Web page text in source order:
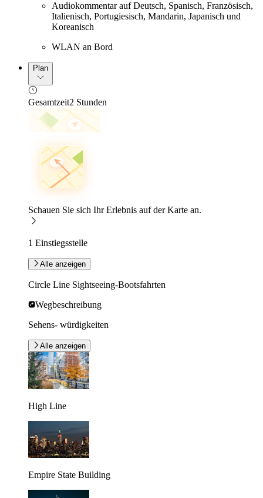
Audiokommentar auf Deutsch, Spanisch, Französisch,
Italienisch, Portugiesisch, Mandarin, Japanisch und
Koreanisch
WLAN an Bord
Plan
Gesamtzeit2 Stunden
Schauen Sie sich Ihr Erlebnis auf der Karte an.
1 Einstiegsstelle
Alle anzeigen
Circle Line Sightseeing-Bootsfahrten
Wegbeschreibung
Sehens- würdigkeiten
Alle anzeigen
High Line
Empire State Building